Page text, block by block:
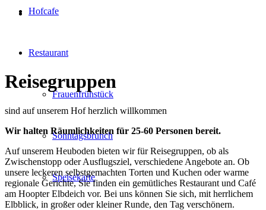
Hofcafe
Restaurant
Frauenfrühstück
Sonntagsbrunch
Speisekarte
Reisegruppen
sind auf unserem Hof herzlich willkommen
Wir halten Räumlichkeiten für 25-60 Personen bereit.
Auf unserem Heuboden bieten wir für Reisegruppen, ob als
Zwischenstopp oder Ausflugsziel, verschiedene Angebote an. Ob
unsere leckeren selbstgemachten Torten und Kuchen oder warme
regionale Gerichte, Sie finden ein gemütliches Restaurant und Café
am Hoopter Elbdeich vor. Bei uns können Sie sich, mit herrlichem
Elbblick, in großer oder kleiner Runde, den Tag verschönern.